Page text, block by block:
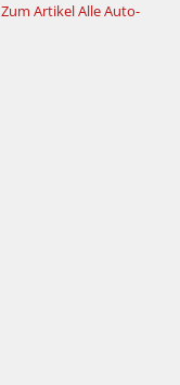
Zum ArtikelAlle Auto-